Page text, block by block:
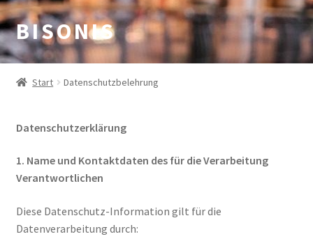
Zur
Navigation
springen
Zum
Inhalt
springen
B I S O N I S
Start Datenschutzbelehrung
Datenschutzerklärung
1. Name und Kontaktdaten des für die Verarbeitung
Verantwortlichen
Diese Datenschutz-Information gilt für die
Datenverarbeitung durch: